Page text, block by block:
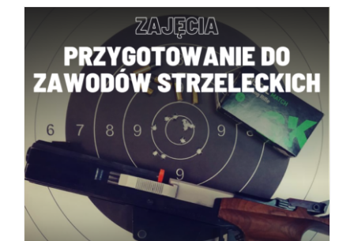
BOOK SZCZEGÓŁY